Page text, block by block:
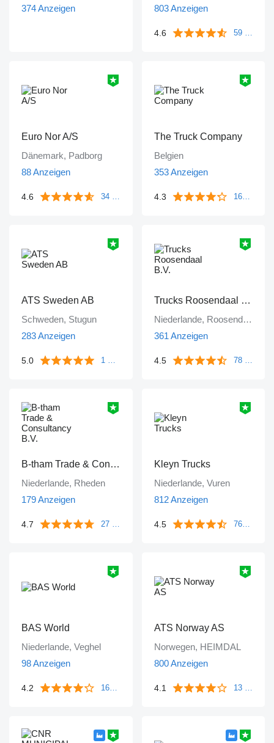
374 Anzeigen
803 Anzeigen
4.6 59 Bewertungen
Euro Nor A/S
Dänemark, Padborg
88 Anzeigen
4.6 34 Bewertungen
The Truck Company
Belgien
353 Anzeigen
4.3 161 Bewertungen
ATS Sweden AB
Schweden, Stugun
283 Anzeigen
5.0 1 Bewertung
Trucks Roosendaal B.V.
Niederlande, Roosendaal
361 Anzeigen
4.5 78 Bewertungen
B-tham Trade & Consultancy B.V.
Niederlande, Rheden
179 Anzeigen
4.7 27 Bewertungen
Kleyn Trucks
Niederlande, Vuren
812 Anzeigen
4.5 763 Bewertungen
BAS World
Niederlande, Veghel
98 Anzeigen
4.2 1643 Bewertungen
ATS Norway AS
Norwegen, HEIMDAL
800 Anzeigen
4.1 13 Bewertungen